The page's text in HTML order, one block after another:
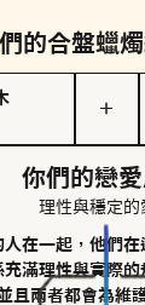
的合盤蠟
＋
你們的戀
理性與穩定的
人在一起，他們
滿理性與實際
且兩者都會為維